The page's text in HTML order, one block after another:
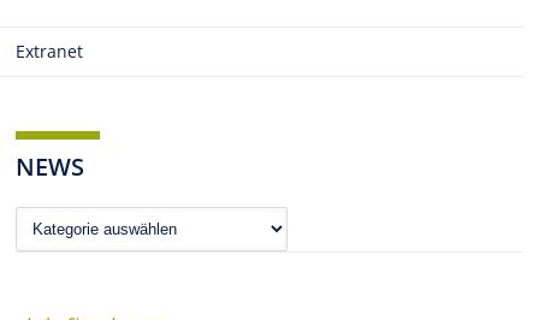
Extranet
NEWS
News